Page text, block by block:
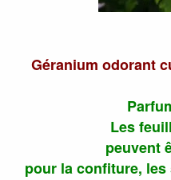
Géranium odorant
Les
peuvent
pour la confiture,